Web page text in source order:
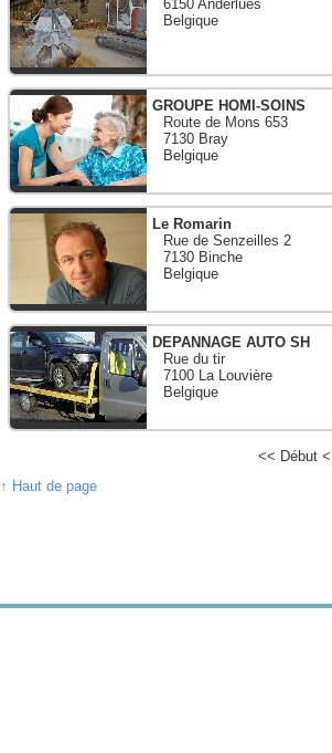
6150 Anderlues
Belgique
GROUPE HOMI-SOINS
Route de Mons 653
7130 Bray
Belgique
Le Romarin
Rue de Senzeilles 2
7130 Binche
Belgique
DEPANNAGE AUTO SH
Rue du tir
7100 La Louvière
Belgique
<< Début<
↑ Haut de page